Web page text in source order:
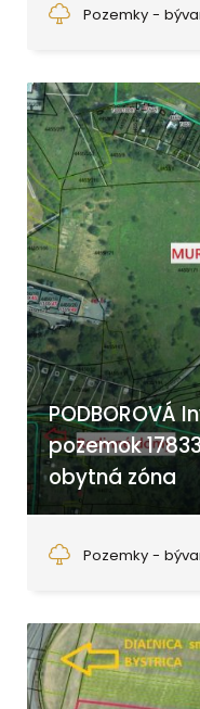
Pozemky -
PODBOROVÁ
pozemok
obytná zóna
Pozemky -